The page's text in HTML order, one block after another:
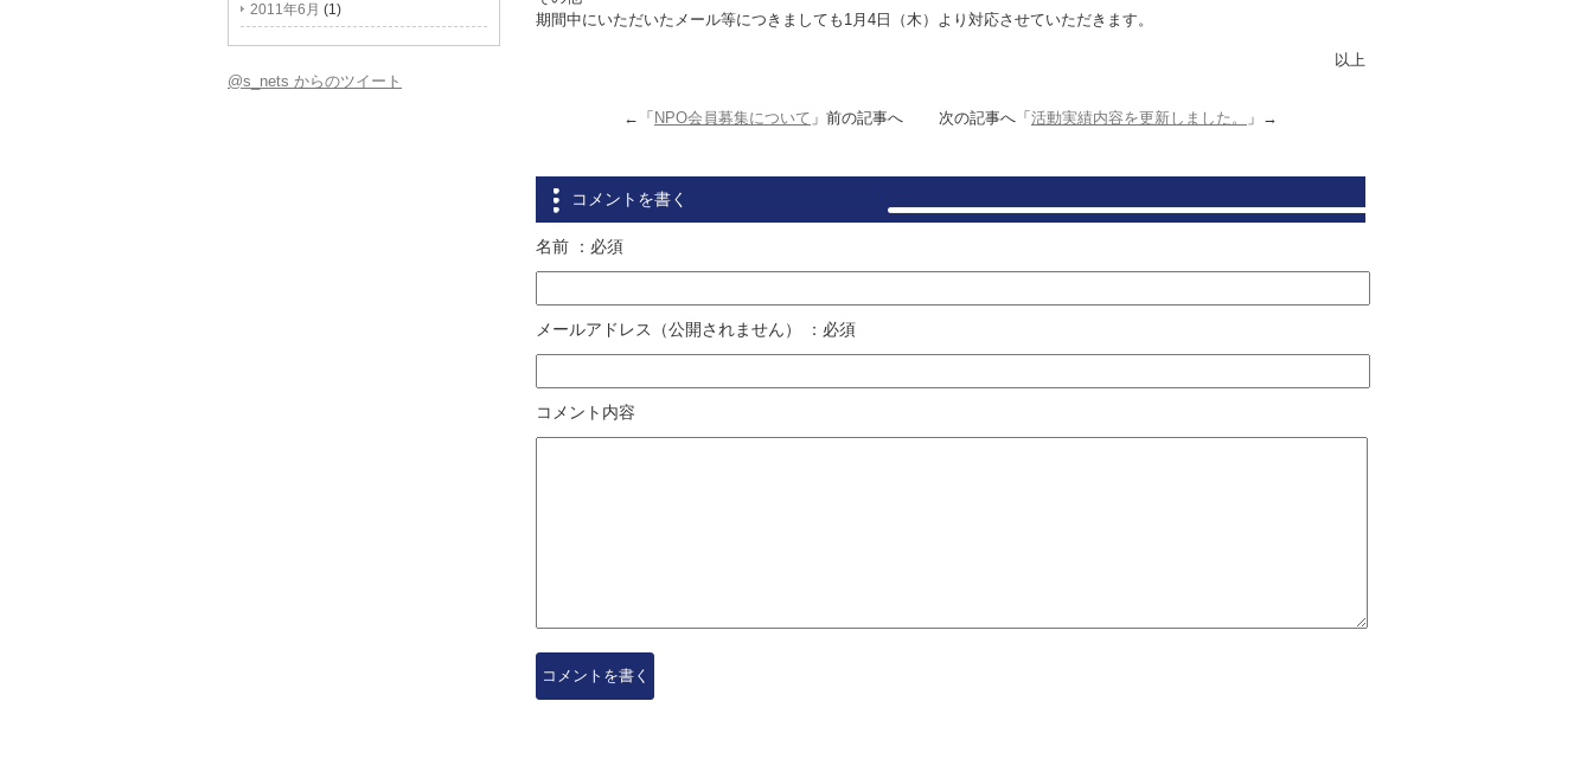
期間中にいただいたメール等につきましても1月4日（木）より対応させていただきます。
以上
←「 NPO会員募集について 」前の記事へ 次の記事へ「 活動実績内容を更新しました。 」→
コメントを書く
名前 ：必須
メールアドレス（公開されません） ：必須
コメント内容
2011年6月 (1)
@s_nets からのツイート